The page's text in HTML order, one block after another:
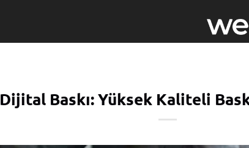
Dijital Baskı: Yüksek Kaliteli